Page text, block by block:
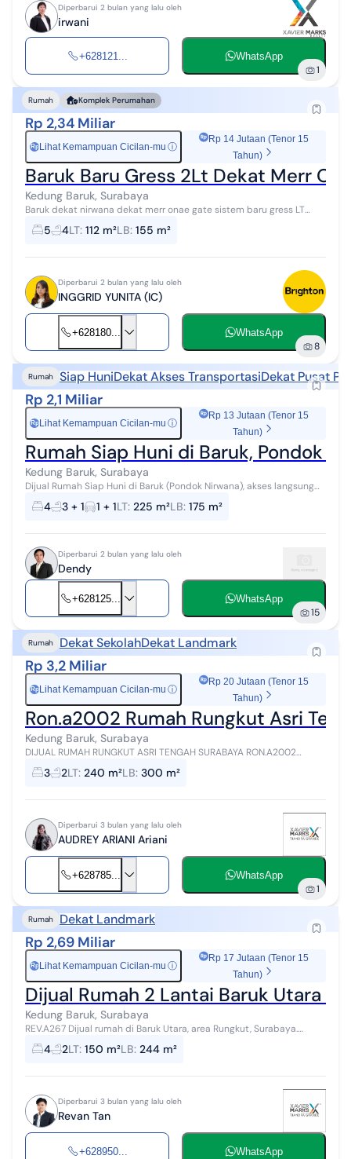
Diperbarui 2 bulan yang lalu oleh
irwani
+628121... WhatsApp
1
Rumah Komplek Perumahan
Rp 2,34 Miliar
Rp Lihat Kemampuan Cicilan-mu ⓘ
Rp 14 Jutaan (Tenor 15
Tahun)
Baruk Baru Gress 2Lt Dekat Merr
Kedung Baruk, Surabaya
Baruk dekat nirwana dekat merr onae gate sistem baru gress LT
7X16 = 112 m2 rungjut LB 155 m2 (2 Lantai) KT 4+1 ; KM 3+1 Hadap
Timur ; SHM Row 3,5...
5 4LT: 112 m²LB: 155 m²
Diperbarui 2 bulan yang lalu oleh
INGGRID YUNITA (IC)
+628180... WhatsApp
8
Rumah Siap HuniDekat Akses TransportasiDekat Pusat
Rp 2,1 Miliar
Rp Lihat Kemampuan Cicilan-mu ⓘ
Rp 13 Jutaan (Tenor 15
Tahun)
Rumah Siap Huni di Baruk, Pondok
Kedung Baruk, Surabaya
Dijual Rumah Siap Huni di Baruk (Pondok Nirwana), akses langsung
Raya Merr - Dekat ke Superindo, Hokky Merr - Dekat ke kampus
Ubaya, UPN - Dejat k...
4 3 + 1 1 + 1LT: 225 m²LB: 175 m²
Diperbarui 2 bulan yang lalu oleh
Dendy
+628125... WhatsApp
15
Rumah Dekat SekolahDekat Landmark
Rp 3,2 Miliar
Rp Lihat Kemampuan Cicilan-mu ⓘ
Rp 20 Jutaan (Tenor 15
Tahun)
Ron.a2002 Rumah Rungkut Asri
Kedung Baruk, Surabaya
DIJUAL RUMAH RUNGKUT ASRI TENGAH SURABAYA RON.A2002
SERTIFIKASI SHM SURAT SHM DITANGAN LUAS TANAH: 240 M2
3 2LT: 240 m²LB: 300 m²
Diperbarui 3 bulan yang lalu oleh
AUDREY ARIANI Ariani
+628785... WhatsApp
1
Rumah Dekat Landmark
Rp 2,69 Miliar
Rp Lihat Kemampuan Cicilan-mu ⓘ
Rp 17 Jutaan (Tenor 15
Tahun)
Dijual Rumah 2 Lantai Baruk Utara
Kedung Baruk, Surabaya
REV.A267 Dijual rumah di Baruk Utara, area Rungkut, Surabaya.
Properti ini menyasar pembeli yang mencari rumah keluarga mapan
dengan ukuran tanah ...
4 2LT: 150 m²LB: 244 m²
Diperbarui 3 bulan yang lalu oleh
Revan Tan
+628950... WhatsApp